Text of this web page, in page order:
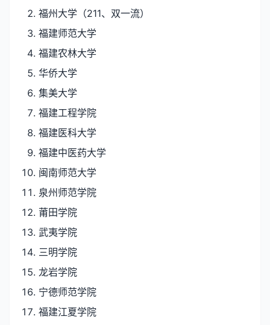
福州大学（211、双一流）
福建师范大学
福建农林大学
华侨大学
集美大学
福建工程学院
福建医科大学
福建中医药大学
闽南师范大学
泉州师范学院
莆田学院
武夷学院
三明学院
龙岩学院
宁德师范学院
福建江夏学院